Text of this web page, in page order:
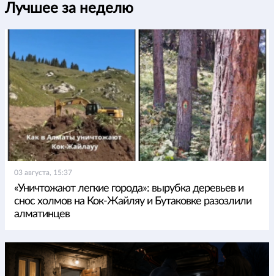
Лучшее за неделю
03 августа, 15:37
«Уничтожают легкие города»: вырубка деревьев и
снос холмов на Кок-Жайляу и Бутаковке разозлили
алматинцев